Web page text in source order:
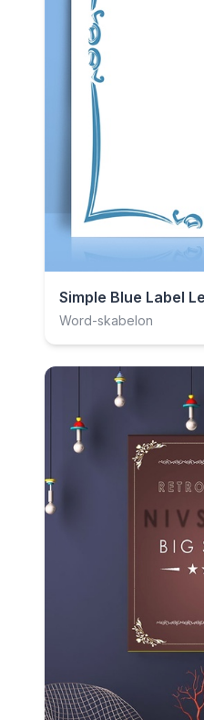
Simple Blue Label
Word-skabelon